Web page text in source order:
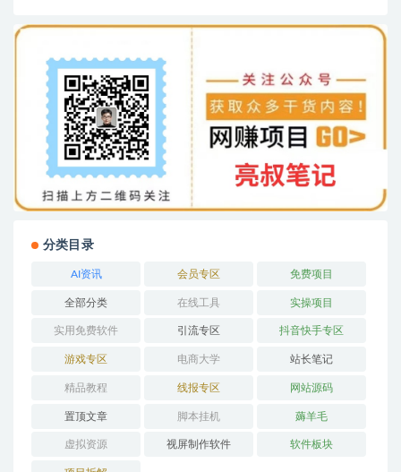
分类目录
AI资讯 会员专区 免费项目
全部分类 在线工具 实操项目
实用免费软件 引流专区 抖音快手专区
游戏专区 电商大学 站长笔记
精品教程 线报专区 网站源码
置顶文章 脚本挂机 薅羊毛
虚拟资源 视屏制作软件 软件板块